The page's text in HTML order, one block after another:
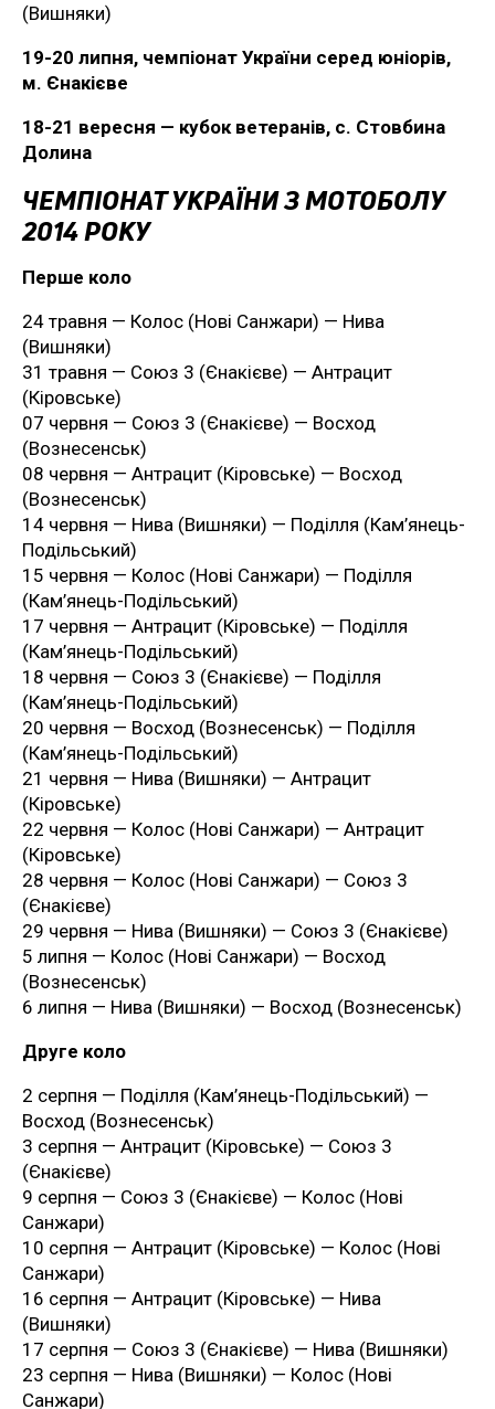
(Вишняки)
19-20 липня, чемпіонат України серед юніорів,
м. Єнакієве
18-21 вересня — кубок ветеранів, с. Стовбина
Долина
ЧЕМПІОНАТ УКРАЇНИ З МОТОБОЛУ
2014 РОКУ
Перше коло
24 травня — Колос (Нові Санжари) — Нива
(Вишняки)
31 травня — Союз 3 (Єнакієве) — Антрацит
(Кіровське)
07 червня — Союз 3 (Єнакієве) — Восход
(Вознесенськ)
08 червня — Антрацит (Кіровське) — Восход
(Вознесенськ)
14 червня — Нива (Вишняки) — Поділля (Кам’янець-
Подільський)
15 червня — Колос (Нові Санжари) — Поділля
(Кам’янець-Подільський)
17 червня — Антрацит (Кіровське) — Поділля
(Кам’янець-Подільський)
18 червня — Союз 3 (Єнакієве) — Поділля
(Кам’янець-Подільський)
20 червня — Восход (Вознесенськ) — Поділля
(Кам’янець-Подільський)
21 червня — Нива (Вишняки) — Антрацит
(Кіровське)
22 червня — Колос (Нові Санжари) — Антрацит
(Кіровське)
28 червня — Колос (Нові Санжари) — Союз 3
(Єнакієве)
29 червня — Нива (Вишняки) — Союз 3 (Єнакієве)
5 липня — Колос (Нові Санжари) — Восход
(Вознесенськ)
6 липня — Нива (Вишняки) — Восход (Вознесенськ)
Друге коло
2 серпня — Поділля (Кам’янець-Подільський) —
Восход (Вознесенськ)
3 серпня — Антрацит (Кіровське) — Союз 3
(Єнакієве)
9 серпня — Союз 3 (Єнакієве) — Колос (Нові
Санжари)
10 серпня — Антрацит (Кіровське) — Колос (Нові
Санжари)
16 серпня — Антрацит (Кіровське) — Нива
(Вишняки)
17 серпня — Союз 3 (Єнакієве) — Нива (Вишняки)
23 серпня — Нива (Вишняки) — Колос (Нові
Санжари)